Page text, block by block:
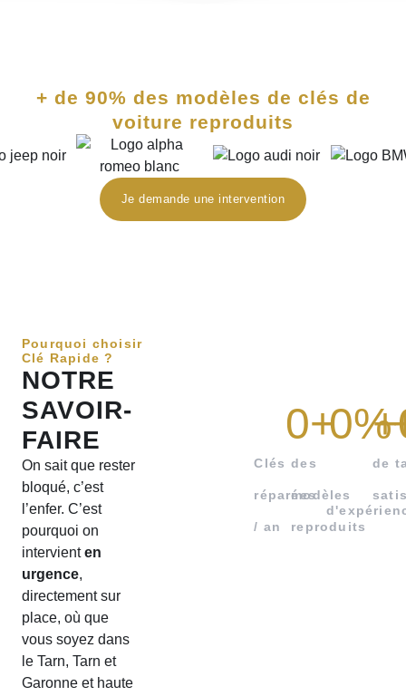
+ de 90% des modèles de clés de
voiture reproduits
Je demande une intervention
Pourquoi choisir
Clé Rapide ?
NOTRE
SAVOIR-
FAIRE
On sait que rester
bloqué, c’est
l’enfer. C’est
pourquoi on
intervienten
urgence,
directement sur
place, où que
vous soyez dans
le Tarn, Tarn et
Garonne et haute
Clés
réparées
/ an
0+
des
modèles
reproduits
0 +
de